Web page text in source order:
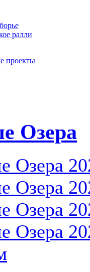
ралли
проекты
Озера
Озера
Озера
Озера
Озера